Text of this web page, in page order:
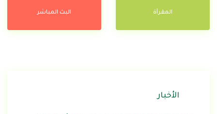
المقرآة البث المباشر
الأخبار